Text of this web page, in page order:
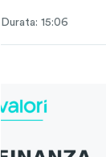
Durata: 15:06